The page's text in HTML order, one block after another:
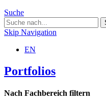
Suche
Skip Navigation
EN
Portfolios
Nach Fachbereich filtern